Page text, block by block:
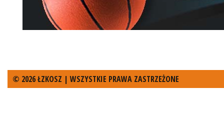
© 2026 ŁZKOSZ | WSZYSTKIE PRAWA ZASTRZEŻONE